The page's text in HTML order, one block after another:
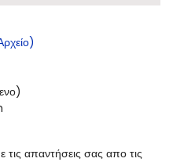
τις απαντήσεις σας απο τις